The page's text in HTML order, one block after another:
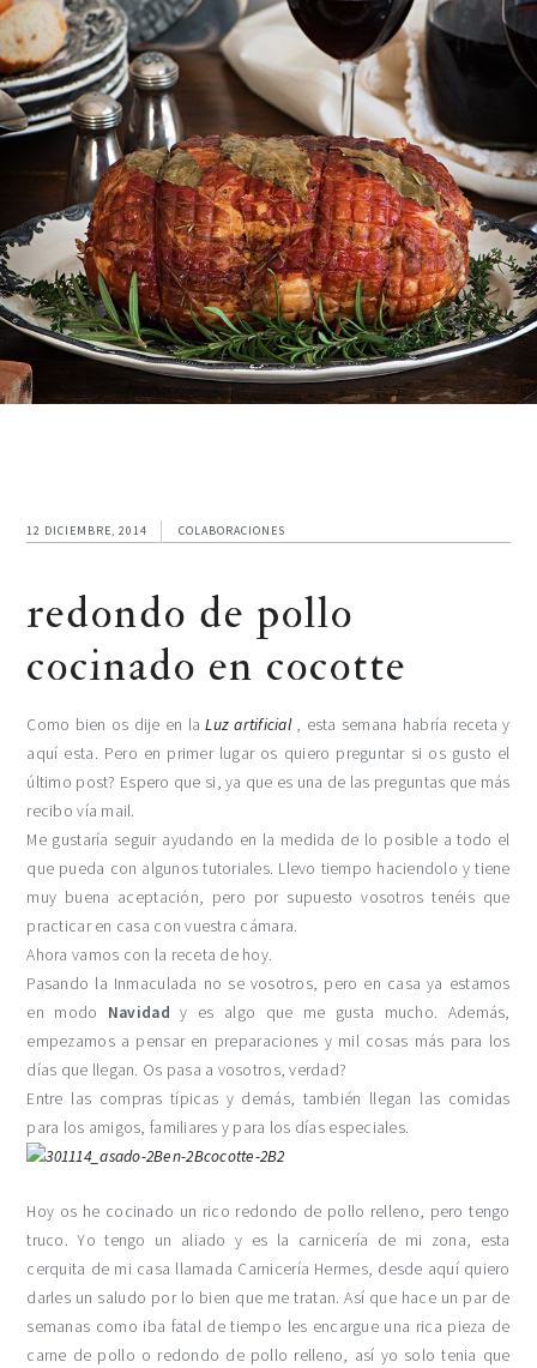
12 DICIEMBRE, 2014 COLABORACIONES
redondo de pollo
cocinado en cocotte
Como bien os dije en laLuz artificial , esta semana habría receta y
aquí esta. Pero en primer lugar os quiero preguntar si os gusto el
último post? Espero que si, ya que es una de las preguntas que más
recibo vía mail.
Me gustaría seguir ayudando en la medida de lo posible a todo el
que pueda con algunos tutoriales. Llevo tiempo haciendolo y tiene
muy buena aceptación, pero por supuesto vosotros tenéis que
practicar en casa con vuestra cámara.
Ahora vamos con la receta de hoy.
Pasando la Inmaculada no se vosotros, pero en casa ya estamos
en modo Navidad y es algo que me gusta mucho. Además,
empezamos a pensar en preparaciones y mil cosas más para los
días que llegan. Os pasa a vosotros, verdad?
Entre las compras típicas y demás, también llegan las comidas
para los amigos, familiares y para los días especiales.
Hoy os he cocinado un rico redondo de pollo relleno, pero tengo
truco. Yo tengo un aliado y es la carnicería de mi zona, esta
cerquita de mi casa llamada Carnicería Hermes, desde aquí quiero
darles un saludo por lo bien que me tratan. Así que hace un par de
semanas como iba fatal de tiempo les encargue una rica pieza de
carne de pollo o redondo de pollo relleno, así yo solo tenia que